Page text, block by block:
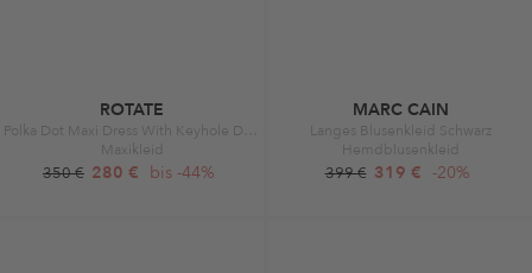
ROTATE
Maxikleid
350 € 280 € bis -44%
MARC CAIN
Langes Blusenkleid Schwarz
Hemdblusenkleid
399 € 319 € -20%